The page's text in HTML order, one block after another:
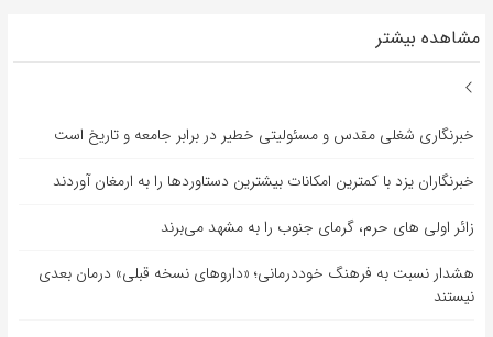
مشاهده بیشتر
خبرنگاری شغلی مقدس و مسئولیتی خطیر در برابر جامعه و تاریخ است
خبرنگاران یزد با کمترین امکانات بیشترین دستاوردها را به ارمغان آوردند
زائر اولی های حرم، گرمای جنوب را به مشهد می‌برند
هشدار نسبت به فرهنگ خوددرمانی؛ «داروهای نسخه قبلی» درمان بعدی
نیستند